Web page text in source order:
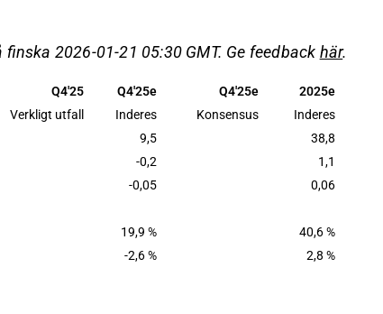
värdering redan hög, vilket begränsar
förblir stark, men osäkerhet kring
och produktionsrisker.
på Inderes .
2026-01-21 05:30 GMT. Ge feedback här.
Q4'25 Q4'25e Q4'25e
2025e
Verkligt utfall Inderes Konsensus
Inderes
9,5
38,8
-0,2
1,1
-0,05 0,06
19,9 %
40,6 %
-2,6 % 2,8 %